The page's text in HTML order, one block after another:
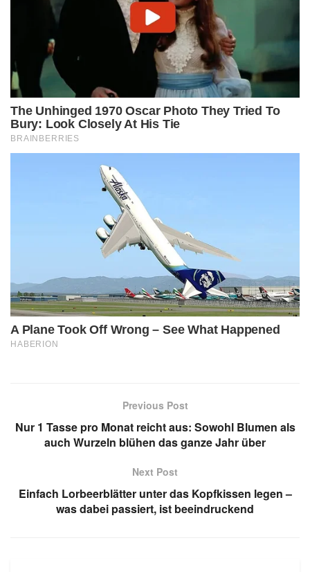
Previous Post
Nur 1 Tasse pro Monat reicht aus: Sowohl Blumen als
auch Wurzeln blühen das ganze Jahr über
Next Post
Einfach Lorbeerblätter unter das Kopfkissen legen –
was dabei passiert, ist beeindruckend